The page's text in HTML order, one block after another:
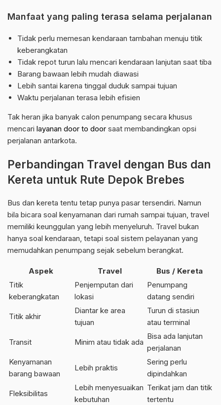
Manfaat yang paling terasa selama perjalanan
Tidak perlu memesan kendaraan tambahan menuju titik
keberangkatan
Tidak repot turun lalu mencari kendaraan lanjutan saat tiba
Barang bawaan lebih mudah diawasi
Lebih santai karena tinggal duduk sampai tujuan
Waktu perjalanan terasa lebih efisien
Tak heran jika banyak calon penumpang secara khusus
mencari layanan door to door saat membandingkan opsi
perjalanan antarkota.
Perbandingan Travel dengan Bus dan
Kereta untuk Rute Depok Brebes
Bus dan kereta tentu tetap punya pasar tersendiri. Namun
bila bicara soal kenyamanan dari rumah sampai tujuan, travel
memiliki keunggulan yang lebih menyeluruh. Travel bukan
hanya soal kendaraan, tetapi soal sistem pelayanan yang
memudahkan penumpang sejak sebelum berangkat.
Aspek Travel
Bus / Kereta
Titik
keberangkatan
Penjemputan dari
lokasi
Penumpang
datang sendiri
Titik akhir
Diantar ke area
tujuan
Turun di stasiun
atau terminal
Transit Minim atau tidak ada
Bisa ada lanjutan
perjalanan
Kenyamanan
barang bawaan
Lebih praktis
Sering perlu
dipindahkan
Fleksibilitas
Lebih menyesuaikan
kebutuhan
Terikat jam dan titik
tertentu